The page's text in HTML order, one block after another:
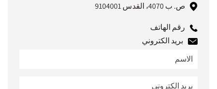
ص. ب 4070، القدس 9104001
رقم الهاتف
بريد الكتروني